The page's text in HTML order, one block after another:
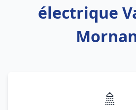
électrique
🚿